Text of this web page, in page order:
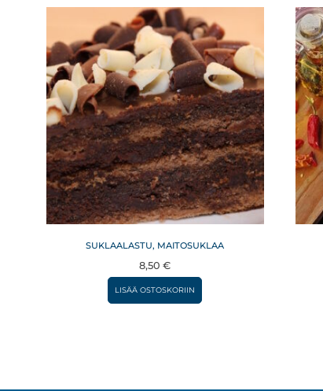
SUKLAALASTU, MAITOSUKLAA
8,50€
LISÄÄ OSTOSKORIIN